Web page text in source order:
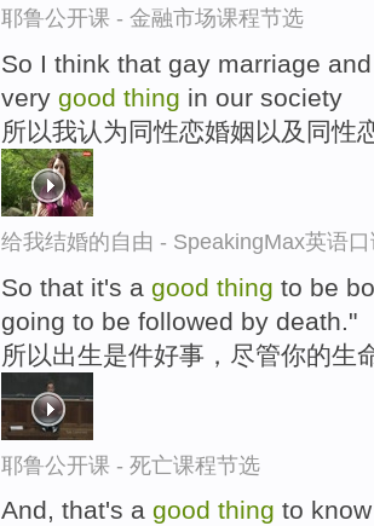
耶鲁公开课 - 金融市场课程节选
So I think that gay marriage
very good thing in our society
所以我认为同性恋婚姻以及同性
给我结婚的自由 - SpeakingMax英语
So that it's a good thing to be
going to be followed by death."
所以出生是件好事，尽管你的生
耶鲁公开课 - 死亡课程节选
And, that's a good thing to